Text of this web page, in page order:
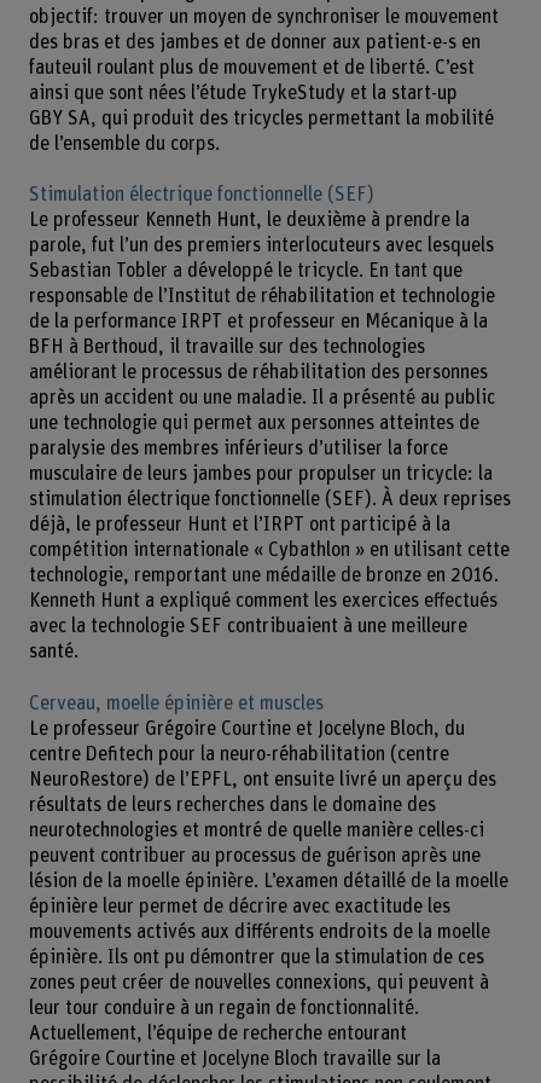
objectif: trouver un moyen de synchroniser le mouvement
des bras et des jambes et de donner aux patient-e-s en
fauteuil roulant plus de mouvement et de liberté. C’est
ainsi que sont nées l’étude TrykeStudy et la start-up
GBY SA, qui produit des tricycles permettant la mobilité
de l’ensemble du corps.
Stimulation électrique fonctionnelle (SEF)
Le professeur Kenneth Hunt, le deuxième à prendre la
parole, fut l’un des premiers interlocuteurs avec lesquels
Sebastian Tobler a développé le tricycle. En tant que
responsable de l’Institut de réhabilitation et technologie
de la performance IRPT et professeur en Mécanique à la
BFH à Berthoud, il travaille sur des technologies
améliorant le processus de réhabilitation des personnes
après un accident ou une maladie. Il a présenté au public
une technologie qui permet aux personnes atteintes de
paralysie des membres inférieurs d’utiliser la force
musculaire de leurs jambes pour propulser un tricycle: la
stimulation électrique fonctionnelle (SEF). À deux reprises
déjà, le professeur Hunt et l’IRPT ont participé à la
compétition internationale « Cybathlon » en utilisant cette
technologie, remportant une médaille de bronze en 2016.
Kenneth Hunt a expliqué comment les exercices effectués
avec la technologie SEF contribuaient à une meilleure
santé.
Cerveau, moelle épinière et muscles
Le professeur Grégoire Courtine et Jocelyne Bloch, du
centre Defitech pour la neuro-réhabilitation (centre
NeuroRestore) de l’EPFL, ont ensuite livré un aperçu des
résultats de leurs recherches dans le domaine des
neurotechnologies et montré de quelle manière celles-ci
peuvent contribuer au processus de guérison après une
lésion de la moelle épinière. L’examen détaillé de la moelle
épinière leur permet de décrire avec exactitude les
mouvements activés aux différents endroits de la moelle
épinière. Ils ont pu démontrer que la stimulation de ces
zones peut créer de nouvelles connexions, qui peuvent à
leur tour conduire à un regain de fonctionnalité.
Actuellement, l’équipe de recherche entourant
Grégoire Courtine et Jocelyne Bloch travaille sur la